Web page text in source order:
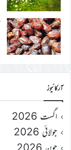
آرکائیوز
اگست 2026
جولائی 2026
جون 2026